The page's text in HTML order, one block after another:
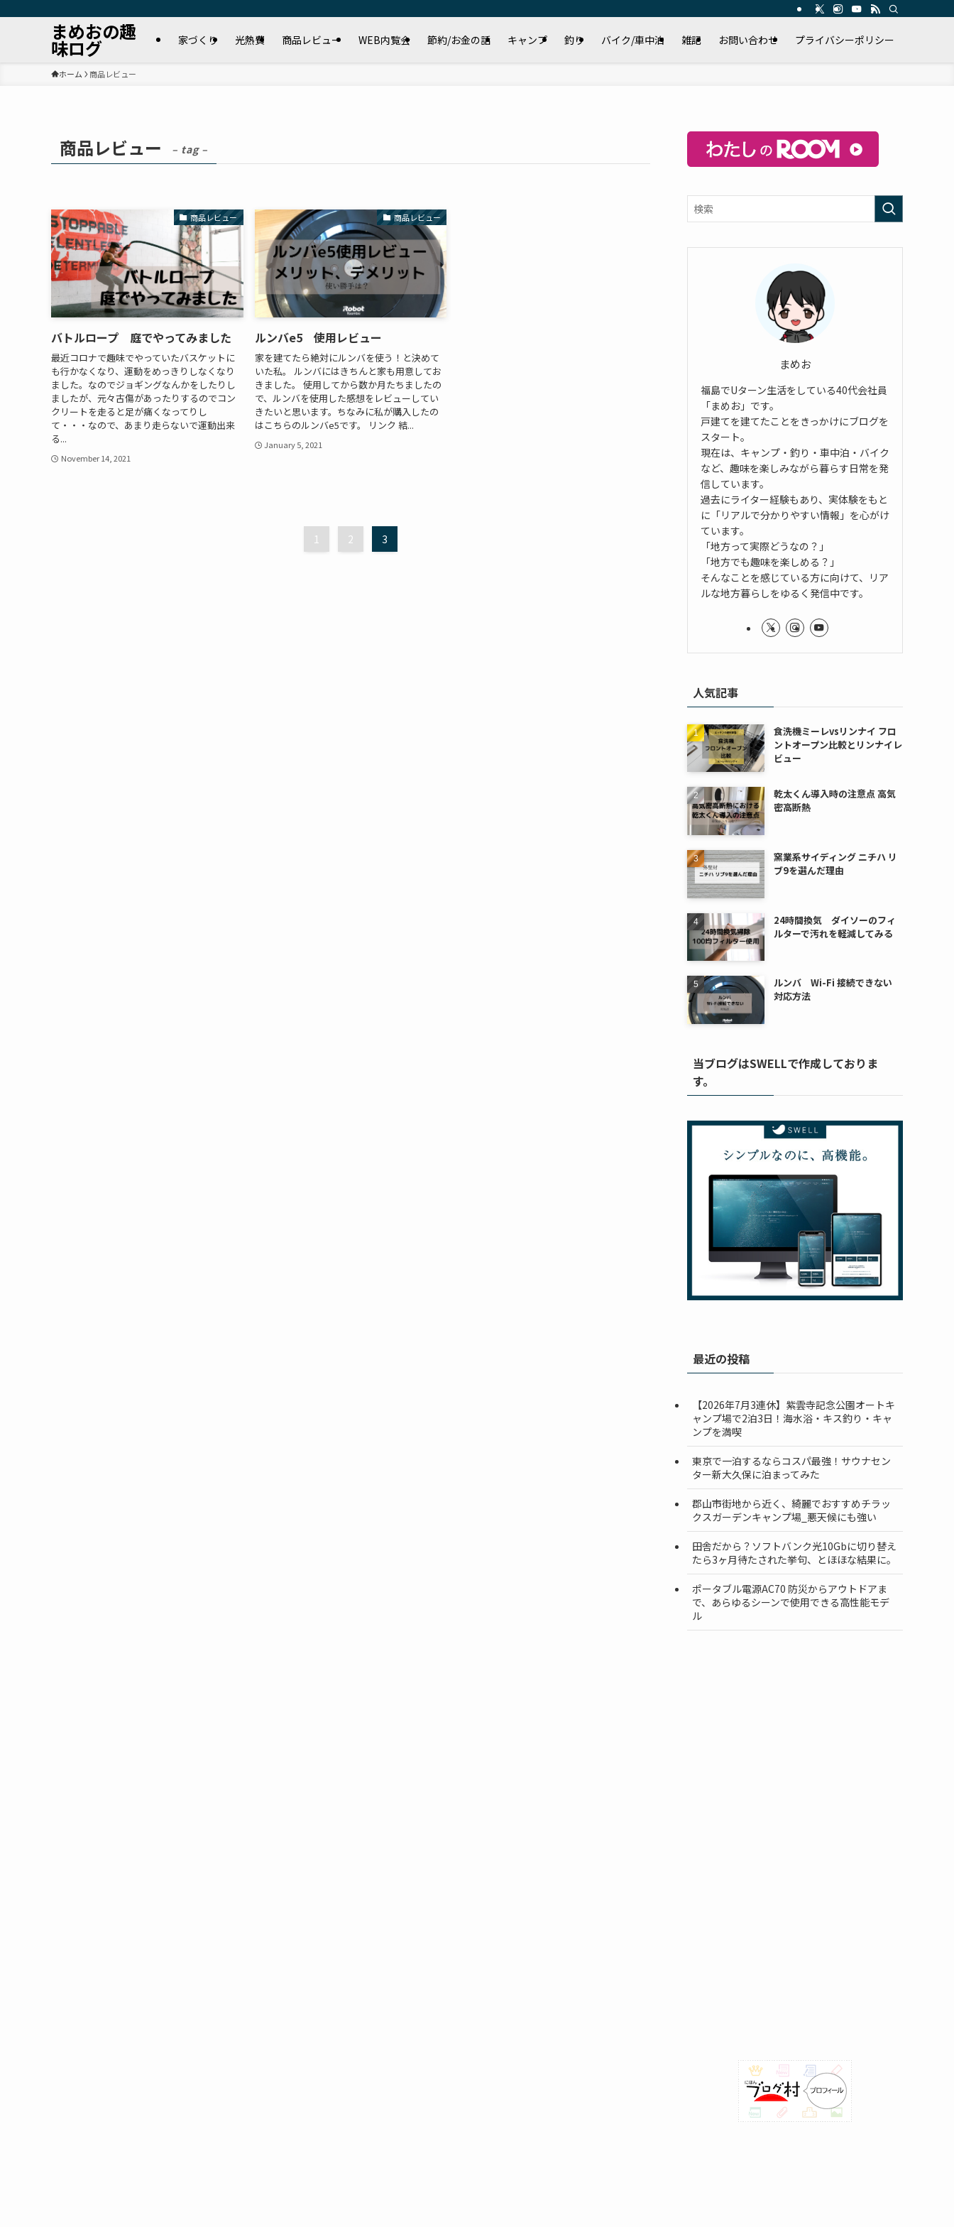
まめおの趣
味ログ 家づくり 光熱費 商品レビュー WEB内覧会 節約/お金の話 キャンプ 釣り バイク/車中泊 雑記 お問い合わせ プライバシーポリシー
ホーム 商品レビュー
商品レビュー – tag –
商品レビュー
バトルロープ 庭でやってみました
最近コロナで趣味でやっていたバスケットに
も行かなくなり、運動をめっきりしなくなり
ました。なのでジョギングなんかをしたりし
ましたが、元々古傷があったりするのでコン
クリートを走ると足が痛くなってりし
て・・・なので、あまり走らないで運動出来
る...
November 14, 2021
商品レビュー
ルンバe5 使用レビュー
家を建てたら絶対にルンバを使う！と決めて
いた私。 ルンバにはきちんと家も用意してお
きました。 使用してから数か月たちましたの
で、ルンバを使用した感想をレビューしてい
きたいと思います。ちなみに私が購入したの
はこちらのルンバe5です。 リンク 結...
January 5, 2021
1 2 3
まめお
福島でUターン生活をしている40代会社員
「まめお」です。
戸建てを建てたことをきっかけにブログを
スタート。
現在は、キャンプ・釣り・車中泊・バイク
など、趣味を楽しみながら暮らす日常を発
信しています。
過去にライター経験もあり、実体験をもと
に「リアルで分かりやすい情報」を心がけ
ています。
「地方って実際どうなの？」
「地方でも趣味を楽しめる？」
そんなことを感じている方に向けて、リア
ルな地方暮らしをゆるく発信中です。
人気記事
食洗機ミーレvsリンナイ フロ
ントオープン比較とリンナイレ
ビュー
乾太くん導入時の注意点 高気
密高断熱
窯業系サイディング ニチハ リ
ブ9を選んだ理由
24時間換気 ダイソーのフィ
ルターで汚れを軽減してみる
ルンバ Wi-Fi 接続できない
対応方法
当ブログはSWELLで作成しておりま
す。
最近の投稿
【2026年7月3連休】紫雲寺記念公園オートキ
ャンプ場で2泊3日！海水浴・キス釣り・キャ
ンプを満喫
東京で一泊するならコスパ最強！サウナセン
ター新大久保に泊まってみた
郡山市街地から近く、綺麗でおすすめチラッ
クスガーデンキャンプ場_悪天候にも強い
田舎だから？ソフトバンク光10Gbに切り替え
たら3ヶ月待たされた挙句、とほほな結果に。
ポータブル電源AC70 防災からアウトドアま
で、あらゆるシーンで使用できる高性能モデ
ル